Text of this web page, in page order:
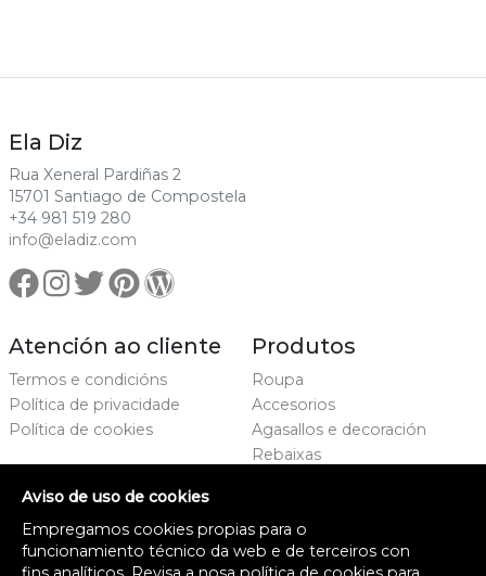
Ela Diz
Rua Xeneral Pardiñas 2
15701 Santiago de Compostela
+34 981 519 280
info@eladiz.com
Atención ao cliente
Termos e condicións
Política de privacidade
Política de cookies
Produtos
Roupa
Accesorios
Agasallos e decoración
Rebaixas
Proxecto cofinanciado
Aviso de uso de cookies
Empregamos cookies propias para o
funcionamiento técnico da web e de terceiros con